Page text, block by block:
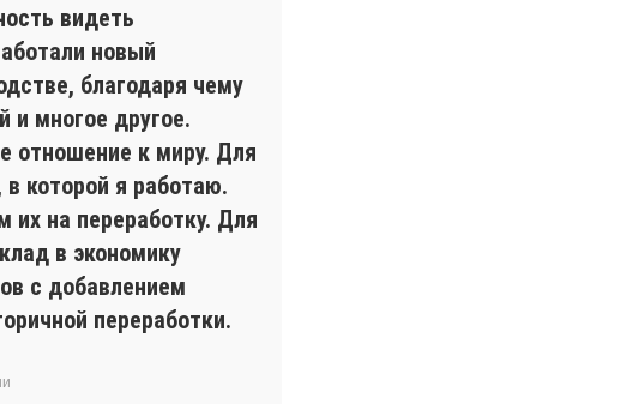
видеть
новый
благодаря чему
и многое другое.
отношение к миру. Для
которой я работаю.
на переработку. Для
в экономику
с добавлением
переработки.